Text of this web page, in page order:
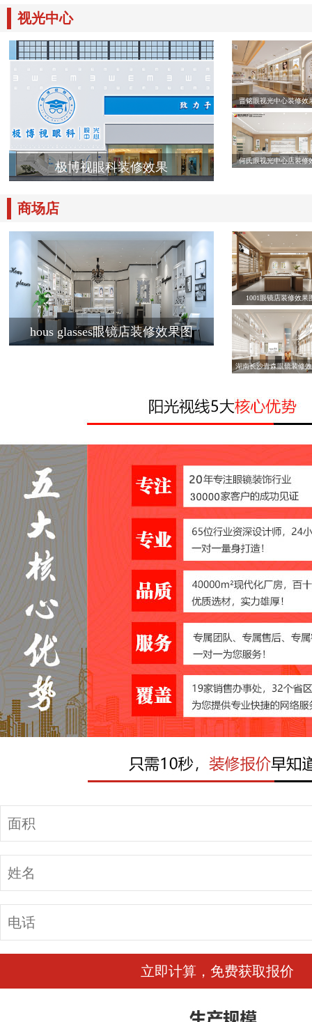
视光中心
极博视眼科装修效果
晋铭眼视光中心装修效
何氏眼视光中心店装修
商场店
hous glasses眼镜店装修效果图
1001眼镜店装修效果
湖南长沙青森眼镜装修